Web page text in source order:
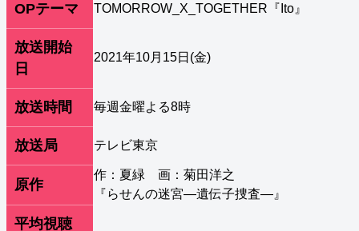
OPテーマ TOMORROW_X_TOGETHER『Ito』
放送開始
日
2021年10月15日(金)
放送時間 毎週金曜よる8時
放送局 テレビ東京
原作
作：夏緑 画：菊田洋之
『らせんの迷宮―遺伝子捜査―』
平均視聴